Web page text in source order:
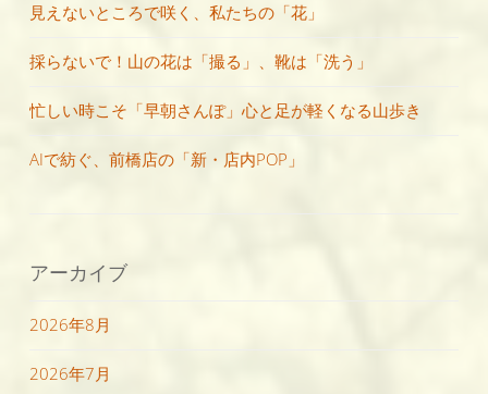
見えないところで咲く、私たちの「花」
採らないで！山の花は「撮る」、靴は「洗う」
忙しい時こそ「早朝さんぽ」心と足が軽くなる山歩き
AIで紡ぐ、前橋店の「新・店内POP」
アーカイブ
2026年8月
2026年7月